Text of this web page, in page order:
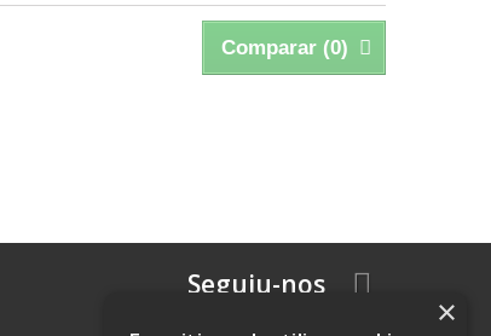
Comparar (0)
Seguiu-nos
×